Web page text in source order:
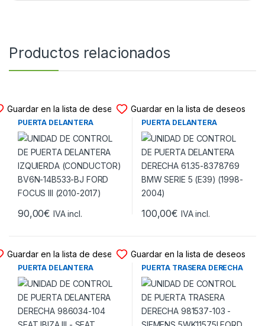
Productos relacionados
Guardar en la lista de deseos
UNIDAD DE CONTROL DE
PUERTA DELANTERA
IZQUIERDA (CONDUCTOR)
BV6N-14B533-BJ FORD
FOCUS III (2010-2017)
90,00€ IVA incl.
Guardar en la lista de deseos
UNIDAD DE CONTROL DE
PUERTA DELANTERA
DERECHA 61.35-8378769
BMW SERIE 5 (E39) (1998-
2004)
100,00€ IVA incl.
Guardar en la lista de deseos
UNIDAD DE CONTROL DE
PUERTA DELANTERA
DERECHA 986034-104 SEAT
IBIZA III – SEAT CORDOBA II
(2002-2008)
Guardar en la lista de deseos
UNIDAD DE CONTROL DE
PUERTA TRASERA DERECHA
981537-103 – SIEMENS
5WK11575I FORD C-MAX
(2003-2010)